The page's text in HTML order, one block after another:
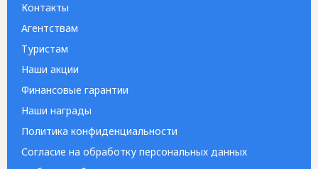
Контакты
Агентствам
Туристам
Наши акции
Финансовые гарантии
Наши награды
Политика конфиденциальности
Согласие на обработку персональных данных